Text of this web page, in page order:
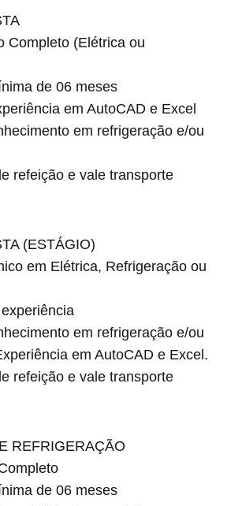
Completo (Elétrica ou
de 06 meses
em AutoCAD e Excel
em refrigeração e/ou
refeição e vale transporte
(ESTÁGIO)
em Elétrica, Refrigeração ou
em refrigeração e/ou
em AutoCAD e Excel.
refeição e vale transporte
REFRIGERAÇÃO
de 06 meses